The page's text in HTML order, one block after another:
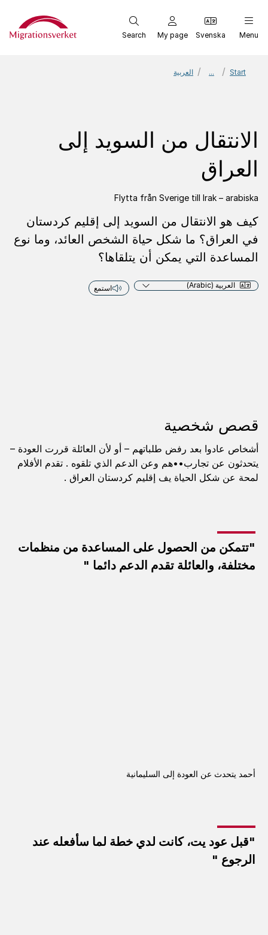
Start
Search My page Svenska Menu
Start
... العربية
الانتقال من السويد إلى
العراق
Flytta från Sverige till Irak – arabiska
كيف هو الانتقال من السويد إلى إقليم كردستان
في العراق؟ ما شكل حياة الشخص العائد، وما نوع
المساعدة التي يمكن أن يتلقاها؟
العربية (Arabic) استمع
قصص شخصية
أشخاص عادوا بعد رفض طلباتهم – أو لأن العائلة قررت العودة –
يتحدثون عن تجارب••هم وعن الدعم الذي تلقوه . تقدم الأفلام
لمحة عن شكل الحياة يف إقليم كردستان العراق .
"تتمكن من الحصول على المساعدة من منظمات
مختلفة، والعائلة تقدم الدعم دائما "
أحمد يتحدث عن العودة إلى السليمانية
"قبل عود يت، كانت لدي خطة لما سأفعله عند
الرجوع "